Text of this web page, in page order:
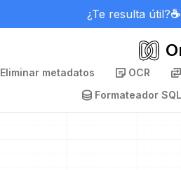
¿Te resulta útil?
Eliminar metadatos OCR
Formateador SQL